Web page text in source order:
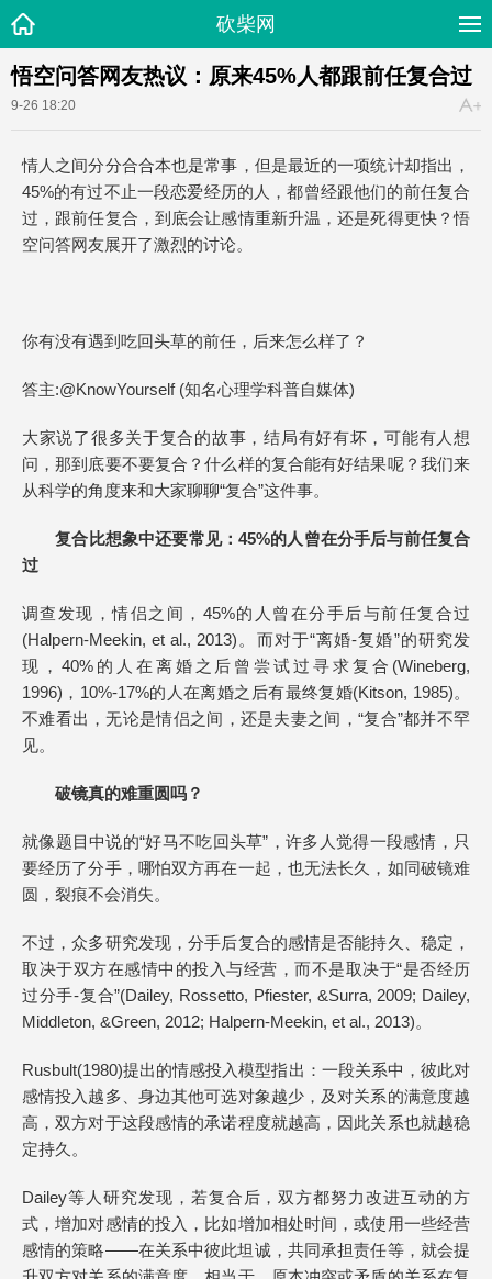
砍柴网
悟空问答网友热议：原来45%人都跟前任复合过
9-26 18:20
情人之间分分合合本也是常事，但是最近的一项统计却指出，
45%的有过不止一段恋爱经历的人，都曾经跟他们的前任复合
过，跟前任复合，到底会让感情重新升温，还是死得更快？悟
空问答网友展开了激烈的讨论。
你有没有遇到吃回头草的前任，后来怎么样了？
答主:@KnowYourself (知名心理学科普自媒体)
大家说了很多关于复合的故事，结局有好有坏，可能有人想
问，那到底要不要复合？什么样的复合能有好结果呢？我们来
从科学的角度来和大家聊聊“复合”这件事。
复合比想象中还要常见：45%的人曾在分手后与前任复合
过
调查发现，情侣之间，45%的人曾在分手后与前任复合过
(Halpern-Meekin, et al., 2013)。而对于“离婚-复婚”的研究发
现，40%的人在离婚之后曾尝试过寻求复合(Wineberg,
1996)，10%-17%的人在离婚之后有最终复婚(Kitson, 1985)。
不难看出，无论是情侣之间，还是夫妻之间，“复合”都并不罕
见。
破镜真的难重圆吗？
就像题目中说的“好马不吃回头草”，许多人觉得一段感情，只
要经历了分手，哪怕双方再在一起，也无法长久，如同破镜难
圆，裂痕不会消失。
不过，众多研究发现，分手后复合的感情是否能持久、稳定，
取决于双方在感情中的投入与经营，而不是取决于“是否经历
过分手-复合”(Dailey, Rossetto, Pfiester, &Surra, 2009; Dailey,
Middleton, &Green, 2012; Halpern-Meekin, et al., 2013)。
Rusbult(1980)提出的情感投入模型指出：一段关系中，彼此对
感情投入越多、身边其他可选对象越少，及对关系的满意度越
高，双方对于这段感情的承诺程度就越高，因此关系也就越稳
定持久。
Dailey等人研究发现，若复合后，双方都努力改进互动的方
式，增加对感情的投入，比如增加相处时间，或使用一些经营
感情的策略——在关系中彼此坦诚，共同承担责任等，就会提